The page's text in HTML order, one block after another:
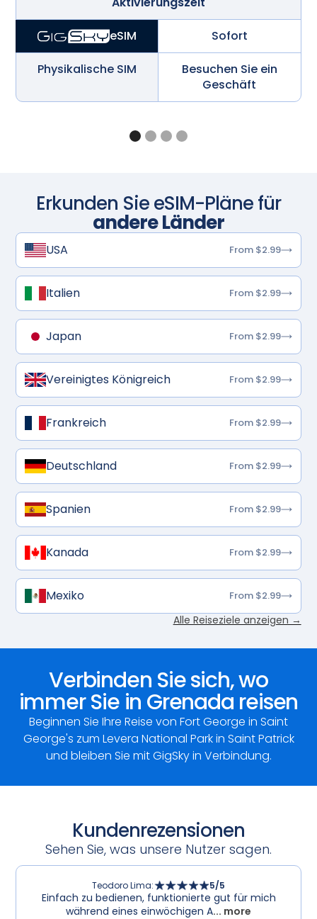
eSIM Sofort
Physikalische SIM
Besuchen Sie ein
Geschäft
Erkunden Sie eSIM-Pläne für
andere Länder
USA From $2.99
Italien From $2.99
Japan From $2.99
Vereinigtes Königreich From $2.99
Frankreich From $2.99
Deutschland From $2.99
Spanien From $2.99
Kanada From $2.99
Mexiko From $2.99
Alle Reiseziele anzeigen →
Verbinden Sie sich, wo
immer Sie in Grenada reisen
Beginnen Sie Ihre Reise von Fort George in Saint
George's zum Levera National Park in Saint Patrick
und bleiben Sie mit GigSky in Verbindung.
Kundenrezensionen
Sehen Sie, was unsere Nutzer sagen.
Teodoro Lima: 5/5
Einfach zu bedienen, funktionierte gut für mich
während eines einwöchigen A... more